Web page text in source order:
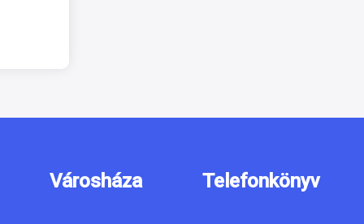
Városháza Telefonkönyv